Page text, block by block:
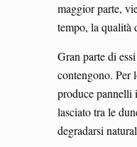
maggior parte,
tempo, la qualità
Gran parte di
contengono. Per
produce pannelli
lasciato tra le
degradarsi